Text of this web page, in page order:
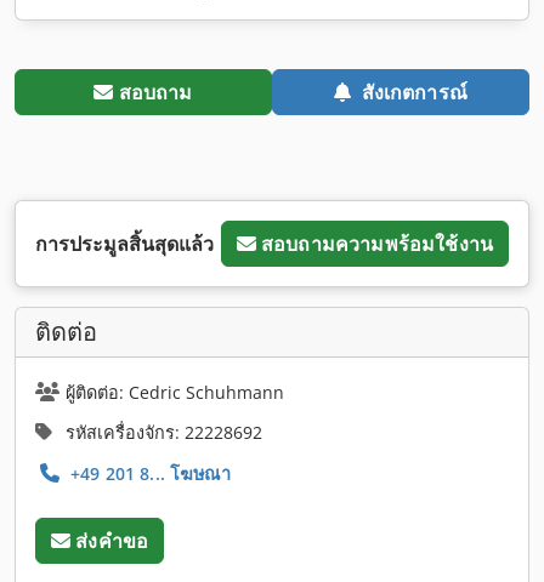
สอบถาม สังเกตการณ์
การประมูลสิ้นสุดแล้ว สอบถามความพร้อมใช้งาน
ติดต่อ
ผู้ติดต่อ: Cedric Schuhmann
รหัสเครื่องจักร: 22228692
+49 201 8... โฆษณา
ส่งคำขอ